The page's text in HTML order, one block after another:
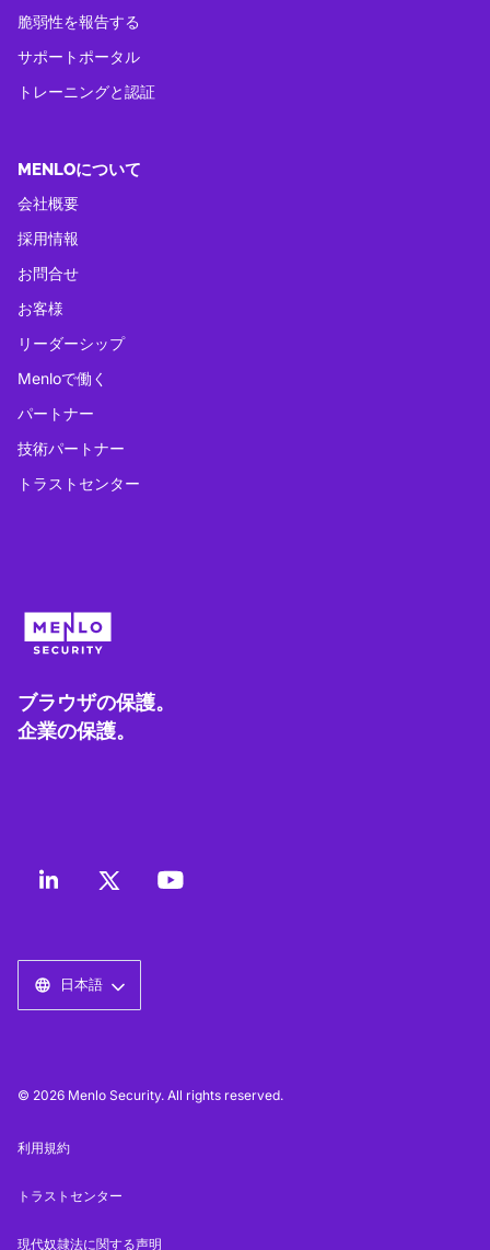
脆弱性を報告する
サポートポータル
トレーニングと認証
MENLOについて
会社概要
採用情報
お問合せ
お客様
リーダーシップ
Menloで働く
パートナー
技術パートナー
トラストセンター
ブラウザの保護。
企業の保護。
日本語
© 2026 Menlo Security. All rights reserved.
利用規約
トラストセンター
現代奴隷法に関する声明